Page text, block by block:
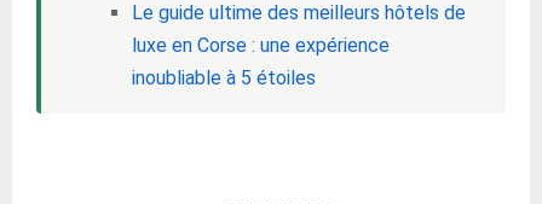
Le guide ultime des meilleurs hôtels de
luxe en Corse : une expérience
inoubliable à 5 étoiles